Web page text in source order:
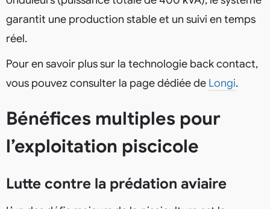
garantit une production stable et un suivi en temps
réel.
Pour en savoir plus sur la technologie back contact,
vous pouvez consulter la page dédiée de Longi.
Bénéfices multiples pour
l’exploitation piscicole
Lutte contre la prédation aviaire